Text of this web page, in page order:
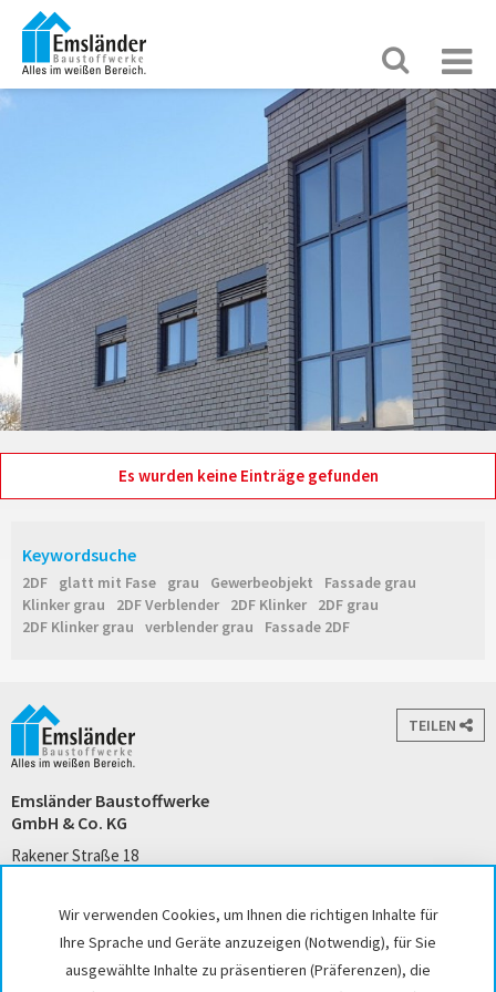
Wir verwenden Cookies, um Ihnen die richtigen Inhalte für
Ihre Sprache und Geräte anzuzeigen (Notwendig), für Sie
ausgewählte Inhalte zu präsentieren (Präferenzen), die
Es wurden keine Einträge gefunden
Keywordsuche
2DF glatt mit Fase grau Gewerbeobjekt
Fassade grau
Klinker grau
2DF Verblender 2DF Klinker
2DF grau
2DF Klinker grau
verblender grau Fassade 2DF
TEILEN
Emsländer Baustoffwerke
GmbH & Co. KG
Rakener Straße 18
kontakt@emslaender.de
www.emslaender.de